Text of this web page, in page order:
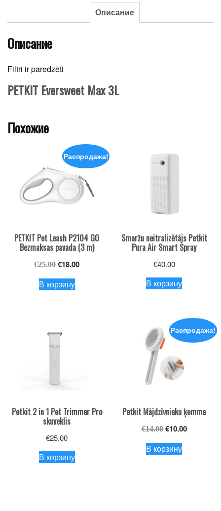
gab.
Описание
Описание
Filtri ir paredzēti
PETKIT Eversweet Max 3L
Похожие
Распродажа!
PETKIT Pet Leash P2104 GO
Bezmaksas pavada (3 m)
€25.00 Первоначальная
составляла
€18.00Текущая
В корзину
Smaržu neitralizētājs Petkit
Pura Air Smart Spray
€40.00
В корзину
Petkit 2 in 1 Pet Trimmer Pro
skuveklis
€25.00
В корзину
Распродажа!
Petkit Mājdzīvnieku ķemme
€14.00
составляла
€10.00Текущая
В корзину